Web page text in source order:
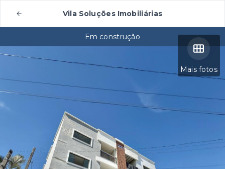
Vila Soluções Imobiliárias
Mais fotos
Em construção